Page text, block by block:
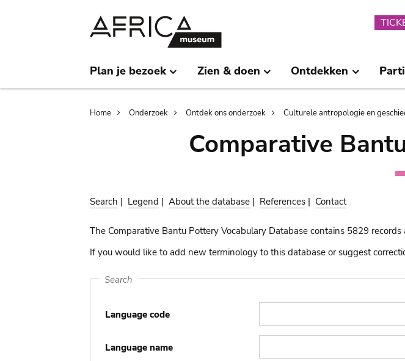
Plan je bezoek Zien & doen Ontdekken
Breadcrumb
Home Onderzoek Ontdek ons onderzoek Culturele antropologie en
Comparative
Search | Legend | About the database | References | Contact
The Comparative Bantu Pottery Vocabulary Database contains 5829
If you would like to add new terminology to this database or suggest
Search
Language code
Language name